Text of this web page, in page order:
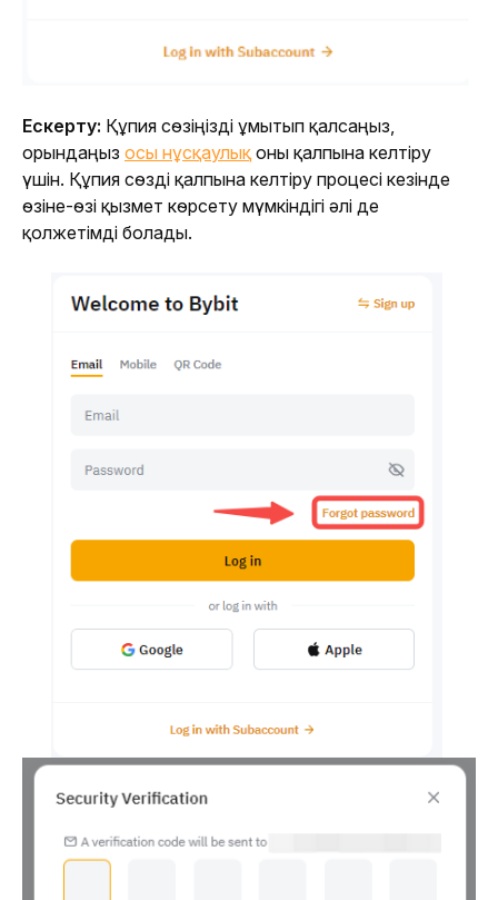
Ескерту: Құпия сөзіңізді ұмытып қалсаңыз,
орындаңыз осы нұсқаулық оны қалпына келтіру
үшін. Құпия сөзді қалпына келтіру процесі кезінде
өзіне-өзі қызмет көрсету мүмкіндігі әлі де
қолжетімді болады.